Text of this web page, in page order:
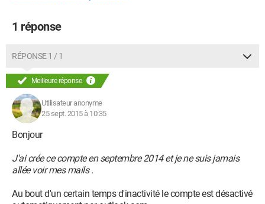
1 réponse
RÉPONSE 1 / 1
Meilleure réponse
Utilisateur anonyme
25 sept. 2015 à 10:35
Bonjour
J'ai crée ce compte en septembre 2014 et je ne suis jamais
allée voir mes mails .
Au bout d'un certain temps d'inactivité le compte est désactivé